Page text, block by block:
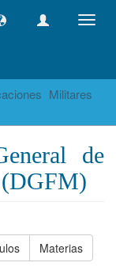
Militares
de
Materias